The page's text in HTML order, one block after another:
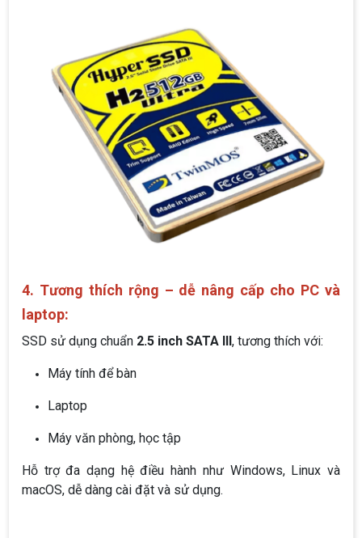
4. Tương thích rộng – dễ nâng cấp cho PC và
laptop:
SSD sử dụng chuẩn 2.5 inch SATA III, tương thích với:
Máy tính để bàn
Laptop
Máy văn phòng, học tập
Hỗ trợ đa dạng hệ điều hành như Windows, Linux và
macOS, dễ dàng cài đặt và sử dụng.